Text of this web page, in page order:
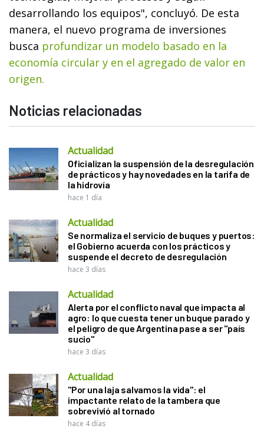
desarrollando los equipos", concluyó. De esta
manera, el nuevo programa de inversiones
busca profundizar un modelo basado en la
economía circular y en el agregado de valor en
origen.
Noticias relacionadas
Actualidad
Oficializan la suspensión de la desregulación
de prácticos y hay novedades en la tarifa de
la hidrovía
hace 1 día
Actualidad
Se normaliza el servicio de buques y puertos:
el Gobierno acuerda con los prácticos y
suspende el decreto de desregulación
hace 3 días
Actualidad
Alerta por el conflicto naval que impacta al
agro: lo que cuesta tener un buque parado y
el peligro de que Argentina pase a ser "país
sucio"
hace 3 días
Actualidad
"Por una laja salvamos la vida": el
impactante relato de la tambera que
sobrevivió al tornado
hace 4 días